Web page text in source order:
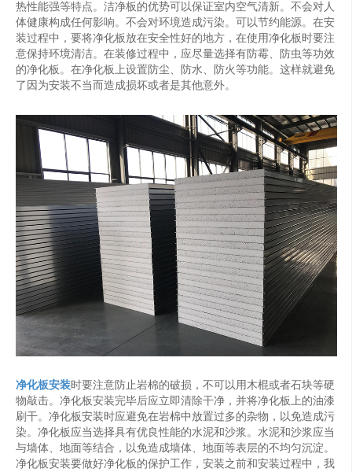
热性能强等特点。洁净板的优势可以保证室内空气清新。不会对人
体健康构成任何影响。不会对环境造成污染。可以节约能源。在安
装过程中，要将净化板放在安全性好的地方，在使用净化板时要注
意保持环境清洁。在装修过程中，应尽量选择有防霉、防虫等功效
的净化板。在净化板上设置防尘、防水、防火等功能。这样就避免
了因为安装不当而造成损坏或者是其他意外。
净化板安装时要注意防止岩棉的破损，不可以用木棍或者石块等硬
物敲击。净化板安装完毕后应立即清除干净，并将净化板上的油漆
刷干。净化板安装时应避免在岩棉中放置过多的杂物，以免造成污
染。净化板应当选择具有优良性能的水泥和沙浆。水泥和沙浆应当
与墙体、地面等结合，以免造成墙体、地面等表层的不均匀沉淀。
净化板安装要做好净化板的保护工作，安装之前和安装过程中，我